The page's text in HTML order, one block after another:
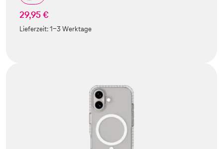
29,95 €
Lieferzeit:1-3 Werktage